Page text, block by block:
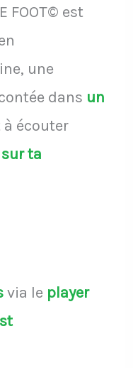
FOOT© est
une
dans un
écouter
sur ta
via le player